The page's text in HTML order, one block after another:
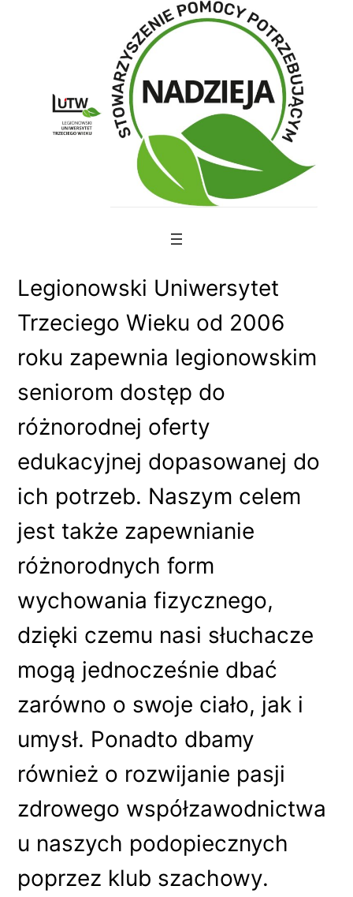
Legionowski Uniwersytet
Trzeciego Wieku od 2006
roku zapewnia legionowskim
seniorom dostęp do
różnorodnej oferty
edukacyjnej dopasowanej do
ich potrzeb. Naszym celem
jest także zapewnianie
różnorodnych form
wychowania fizycznego,
dzięki czemu nasi słuchacze
mogą jednocześnie dbać
zarówno o swoje ciało, jak i
umysł. Ponadto dbamy
również o rozwijanie pasji
zdrowego współzawodnictwa
u naszych podopiecznych
poprzez klub szachowy.